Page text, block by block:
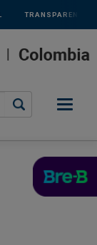
TRANSPARENCIA